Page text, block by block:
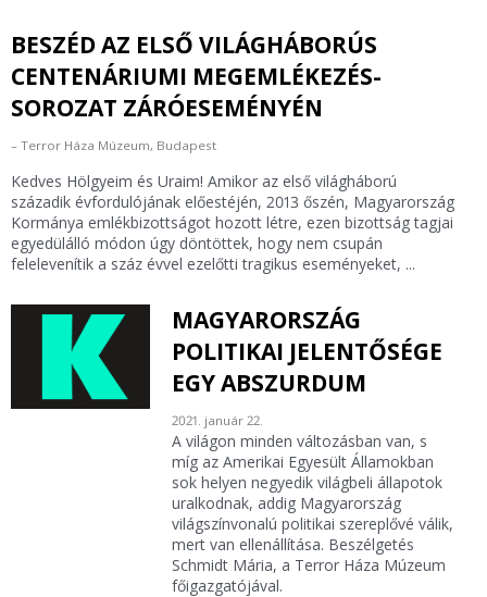
BESZÉD AZ ELSŐ VILÁGHÁBORÚS
CENTENÁRIUMI MEGEMLÉKEZÉS-
SOROZAT ZÁRÓESEMÉNYÉN
Terror Háza Múzeum, Budapest
Kedves Hölgyeim és Uraim! Amikor az első világháború
századik évfordulójának előestéjén, 2013 őszén, Magyarország
Kormánya emlékbizottságot hozott létre, ezen bizottság tagjai
egyedülálló módon úgy döntöttek, hogy nem csupán
felelevenítik a száz évvel ezelőtti tragikus eseményeket, ...
MAGYARORSZÁG
POLITIKAI JELENTŐSÉGE
EGY ABSZURDUM
2021. január 22.
A világon minden változásban van, s
míg az Amerikai Egyesült Államokban
sok helyen negyedik világbeli állapotok
uralkodnak, addig Magyarország
világszínvonalú politikai szereplővé válik,
mert van ellenállítása. Beszélgetés
Schmidt Mária, a Terror Háza Múzeum
főigazgatójával.